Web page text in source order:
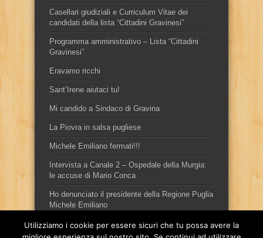
Casellari giudiziali e Curriculum Vitae dei
candidati della lista “Cittadini Gravinesi”
Programma amministrativo – Lista “Cittadini
Gravinesi”
Eravamo ricchi
Sant’Irene aiutaci tu!
Mi candido a Sindaco di Gravina
La Piovra in salsa pugliese
Michele Emiliano fermati!!!
Intervista a Canale 2 – Ospedale della Murgia:
le accuse di Mario Conca
Ho denunciato il presidente della Regione Puglia
Michele Emiliano
Utilizziamo i cookie per essere sicuri che tu possa avere la